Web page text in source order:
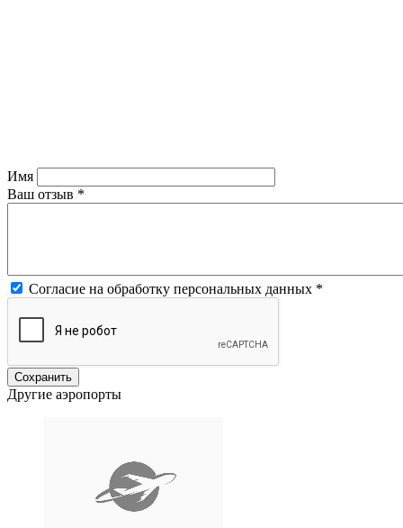
Имя
Ваш отзыв *
Согласие на обработку персональных данных *
Другие аэропорты